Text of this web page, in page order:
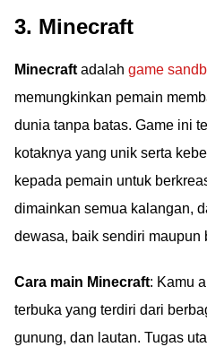
3. Minecraft
Minecraft adalah game
memungkinkan pemain
dunia tanpa batas. Game ini
kotaknya yang unik serta
kepada pemain untuk
dimainkan semua kalangan,
dewasa, baik sendiri maupun
Cara main Minecraft: Kamu
terbuka yang terdiri dari
gunung, dan lautan. Tugas